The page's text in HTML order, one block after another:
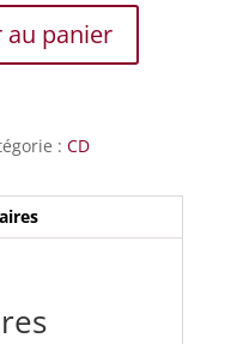
au panier
:CD